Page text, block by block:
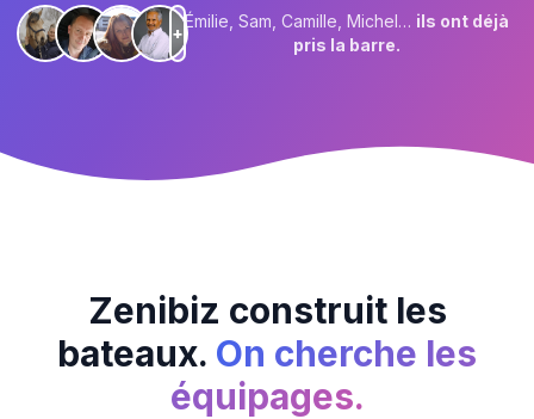
+
Émilie, Sam, Camille, Michel… ils ont déjà
pris la barre.
Zenibiz construit les
bateaux. On cherche les
équipages.